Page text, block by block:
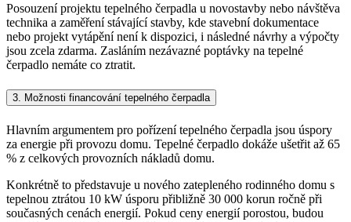
Posouzení projektu tepelného čerpadla u novostavby nebo návštěva
technika a zaměření stávající stavby, kde stavební dokumentace
nebo projekt vytápění není k dispozici, i následné návrhy a výpočty
jsou zcela zdarma. Zasláním nezávazné poptávky na tepelné
čerpadlo nemáte co ztratit.
3. Možnosti financování tepelného čerpadla
Hlavním argumentem pro pořízení tepelného čerpadla jsou úspory
za energie při provozu domu. Tepelné čerpadlo dokáže ušetřit až 65
% z celkových provozních nákladů domu.
Konkrétně to představuje u nového zatepleného rodinného domu s
tepelnou ztrátou 10 kW úsporu přibližně 30 000 korun ročně při
současných cenách energií. Pokud ceny energií porostou, budou